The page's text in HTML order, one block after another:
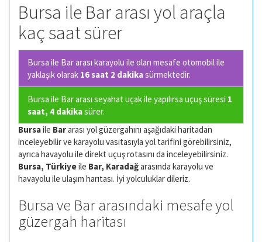
Bursa ile Bar arası yol araçla
kaç saat sürer
Bursa ile Bar arası karayolu ile olan mesafe otomobil ile
yaklaşık olarak 16 saat 2 dakikasürmektedir.
Bursa ile Bar arası seyahat uçak ile yapılırsa uçuş süresi 1
saat, 4 dakikasürer.
Bursaile Bararası yol güzergahını aşağıdaki haritadan
inceleyebilir ve karayolu vasıtasıyla yol tarifini görebilirsiniz,
ayrıca havayolu ile direkt uçuş rotasını da inceleyebilirsiniz.
Bursa, Türkiyeile Bar, Karadağarasında karayolu ve
havayolu ile ulaşım harıtası. İyi yolculuklar dileriz.
Bursa ve Bar arasındaki mesafe yol
güzergah haritası